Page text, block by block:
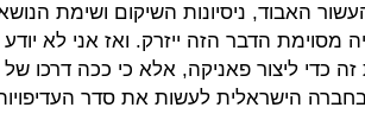
האבוד, ניסיונות השיקום ושימת
מסוימת הדבר הזה ייזרק. ואז אני לא
כדי ליצור פאניקה, אלא כי ככה דרכו של
בחברה הישראלית לעשות את סדר